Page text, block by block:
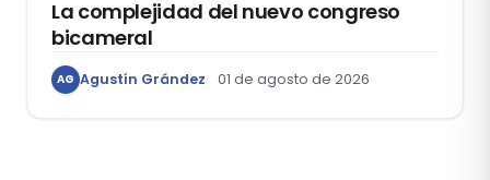
La complejidad del nuevo congreso
bicameral
AG Agustín Grández 01 de agosto de 2026